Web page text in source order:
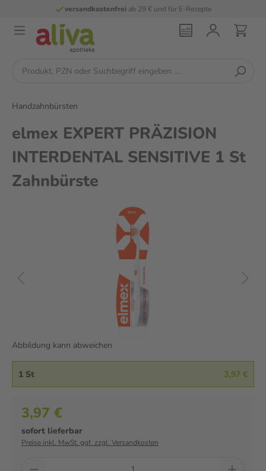
versandkostenfreiab 29 € und für E-Rezepte
Handzahnbürsten
elmex EXPERT PRÄZISION
INTERDENTAL SENSITIVE 1 St
Zahnbürste
Abbildung kann abweichen
1 St 3,97 €
3,97 €
sofort lieferbar
Preise inkl. MwSt. ggf. zzgl. Versandkosten